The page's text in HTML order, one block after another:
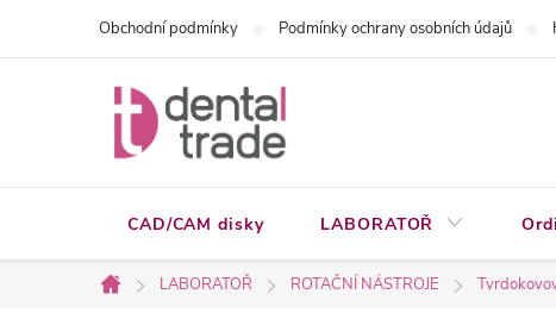
Obchodní podmínky Podmínky ochrany osobních údajů
CAD/CAM disky LABORATOŘ
Domů
LABORATOŘ ROTAČNÍ NÁSTROJE